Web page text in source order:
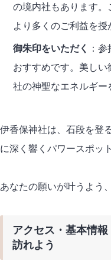
の境内社もあります。
より多くのご利益を授
御朱印をいただく
：
おすすめです。美し
社の神聖なエネルギー
伊香保神社は、石段を登
に深く響くパワースポッ
あなたの願いが叶うよう
アクセス・基本情
訪れよう